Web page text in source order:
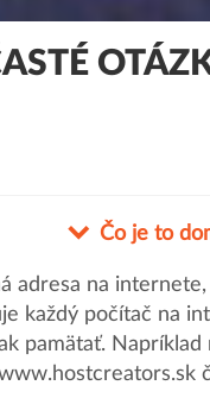
Čo je to
adresa na
každý počítač na
pamätať.